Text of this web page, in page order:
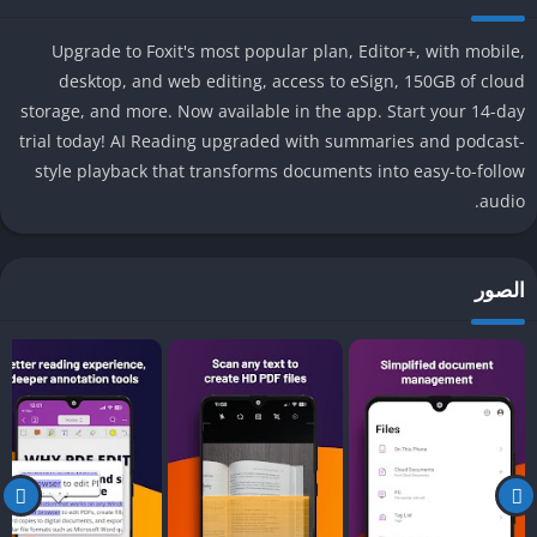
المستخدمين بمختلف مستوياتهم. من أبرز هذه الميزات أدوات التحرير
المتقدمة، والتي تتيح للمستخدمين تعديل النصوص، تغيير الخطوط، وإضافة
أو إزالة الصور بسهولة. خاصةً في بيئات العمل، تعتبر هذه الميزات حيوية
لضمان أن المحتوى الخاص بالملفات يتماشى مع المعايير المطلوبة.
إضافة إلى ذلك، يوفر التطبيق خيارات التعليق المتعددة، مما يتيح
للمستخدمين إمكانية إضافة الملاحظات، التعليقات التوضيحية، والرسوم
البيانية. هذا يسهل التفاعل والتعاون بين الفرق، بحيث يمكن لكل عضو في
ومنظمة.
من الجوانب المهمة أيضًا أن Foxit PDF Editor يأتي مزودًا بخيارات الأمان
المتقدمة. يمكن للمستخدمين تأمين ملفاتهم عن طريق إضافة كلمات مرور،
تحديد الأذونات، وتشفير المحتوى. هذه الإجراءات ضرورية خاصةً للوثائق
الحساسة، حيث تضمن سلامة المعلومات وتقييد وصول غير المصرح لهم.
لا يمكن إغفال خيارات المشاركة المتاحة، إذ يقدم التطبيق طرقاً متنوعة
لمشاركة ملفات PDF المعدلة، سواء عبر البريد الإلكتروني، أو التخزين
Upgrade to Foxit's most popular plan, Editor+, with mobile,
desktop, and web editing, access to eSign, 150GB of cloud
storage, and more. Now available in the app. Start your 14-day
trial today! AI Reading upgraded with summaries and podcast-
style playback that transforms documents into easy-to-follow
audio.
الصور